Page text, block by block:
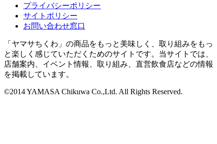
プライバシーポリシー
サイトポリシー
お問い合わせ窓口
「ヤマサちくわ」の商品をもっと美味しく、取り組みをもっ
と楽しく感じていただくためのサイトです。当サイトでは、
店舗案内、イベント情報、取り組み、直営飲食店などの情報
を掲載しています。
©2014 YAMASA Chikuwa Co.,Ltd. All Rights Reserved.